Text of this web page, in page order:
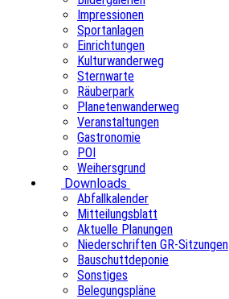
Impressionen
Sportanlagen
Einrichtungen
Kulturwanderweg
Sternwarte
Räuberpark
Planetenwanderweg
Veranstaltungen
Gastronomie
POI
Weihersgrund
Downloads
Abfallkalender
Mitteilungsblatt
Aktuelle Planungen
Niederschriften GR-Sitzungen
Bauschuttdeponie
Sonstiges
Belegungspläne